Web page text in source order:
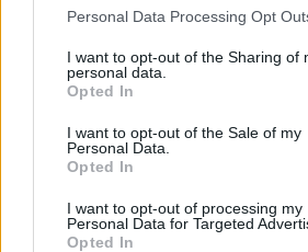
Personal Data Processing Opt
I want to opt-out of the Sharing of
personal data.
Opted In
I want to opt-out of the Sale of my
Personal Data.
Opted In
I want to opt-out of processing my
Personal Data for Targeted
Opted In
αναγκάστηκαν
Πύραυλος
GMT, αφήνοντας
μέτρων - η